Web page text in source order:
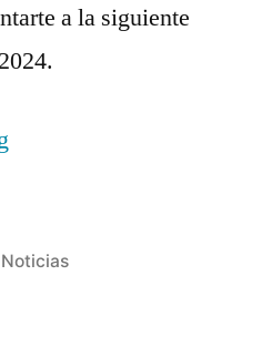
a la siguiente
Noticias